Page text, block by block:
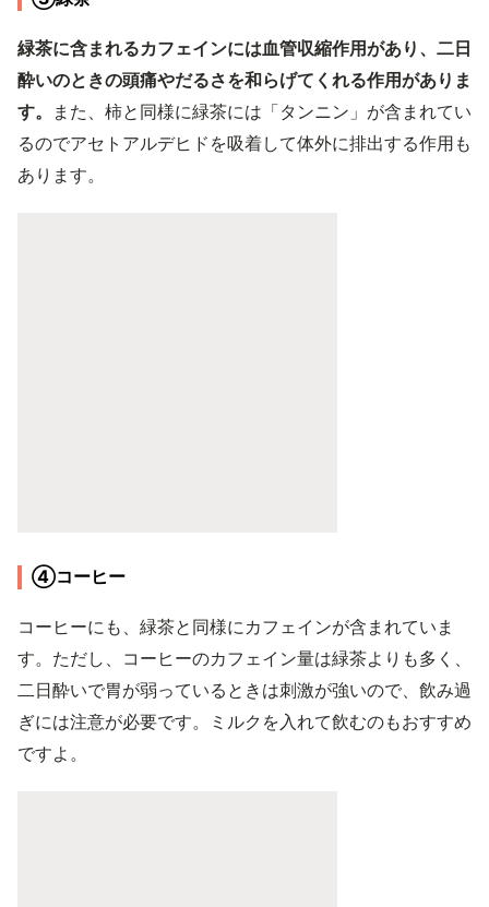
緑茶に含まれるカフェインには血管収縮作用があり、二日
酔いのときの頭痛やだるさを和らげてくれる作用がありま
す。
また、柿と同様に緑茶には「タンニン」が含まれてい
るのでアセトアルデヒドを吸着して体外に排出する作用も
あります。
④コーヒー
コーヒーにも、緑茶と同様にカフェインが含まれていま
す。ただし、コーヒーのカフェイン量は緑茶よりも多く、
二日酔いで胃が弱っているときは刺激が強いので、飲み過
ぎには注意が必要です。ミルクを入れて飲むのもおすすめ
ですよ。